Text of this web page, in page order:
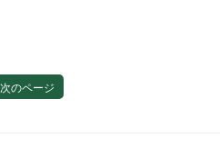
次のページ